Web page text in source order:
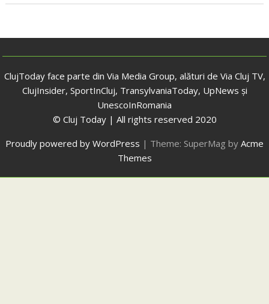
ClujToday face parte din Via Media Group, alături de Via Cluj TV,
ClujInsider, SportInCluj, TransylvaniaToday, UpNews și
UnescoInRomania
© Cluj Today | All rights reserved 2020
Proudly powered by WordPress | Theme: SuperMag by Acme
Themes